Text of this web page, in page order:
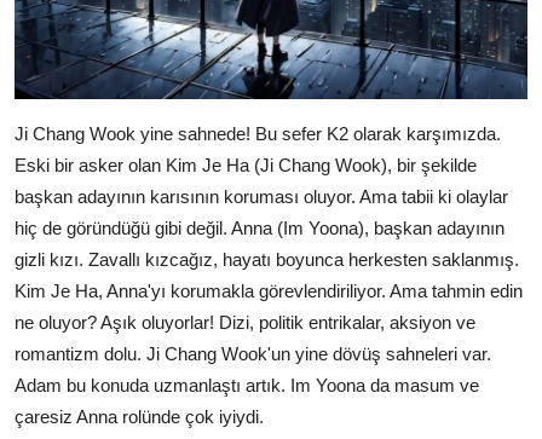
Ji Chang Wook yine sahnede! Bu sefer K2 olarak karşımızda.
Eski bir asker olan Kim Je Ha (Ji Chang Wook), bir şekilde
başkan adayının karısının koruması oluyor. Ama tabii ki olaylar
hiç de göründüğü gibi değil. Anna (Im Yoona), başkan adayının
gizli kızı. Zavallı kızcağız, hayatı boyunca herkesten saklanmış.
Kim Je Ha, Anna'yı korumakla görevlendiriliyor. Ama tahmin edin
ne oluyor? Aşık oluyorlar! Dizi, politik entrikalar, aksiyon ve
romantizm dolu. Ji Chang Wook'un yine dövüş sahneleri var.
Adam bu konuda uzmanlaştı artık. Im Yoona da masum ve
çaresiz Anna rolünde çok iyiydi.